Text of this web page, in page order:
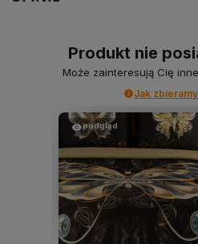
Produkt nie
Może zainteresują Cię
Jak
podgląd